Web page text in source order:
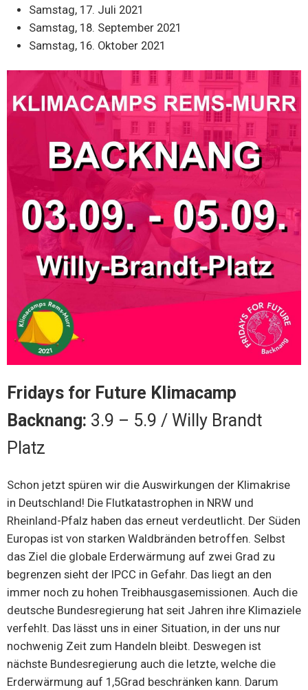
Samstag, 17. Juli 2021
Samstag, 18. September 2021
Samstag, 16. Oktober 2021
Fridays for Future Klimacamp
Backnang: 3.9 – 5.9 / Willy Brandt
Platz
Schon jetzt spüren wir die Auswirkungen der Klimakrise
in Deutschland! Die Flutkatastrophen in NRW und
Rheinland-Pfalz haben das erneut verdeutlicht. Der Süden
Europas ist von starken Waldbränden betroffen. Selbst
das Ziel die globale Erderwärmung auf zwei Grad zu
begrenzen sieht der IPCC in Gefahr. Das liegt an den
immer noch zu hohen Treibhausgasemissionen. Auch die
deutsche Bundesregierung hat seit Jahren ihre Klimaziele
verfehlt. Das lässt uns in einer Situation, in der uns nur
nochwenig Zeit zum Handeln bleibt. Deswegen ist
nächste Bundesregierung auch die letzte, welche die
Erderwärmung auf 1,5Grad beschränken kann. Darum